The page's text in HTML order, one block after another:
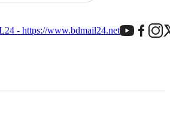
- https://www.bdmail24.net